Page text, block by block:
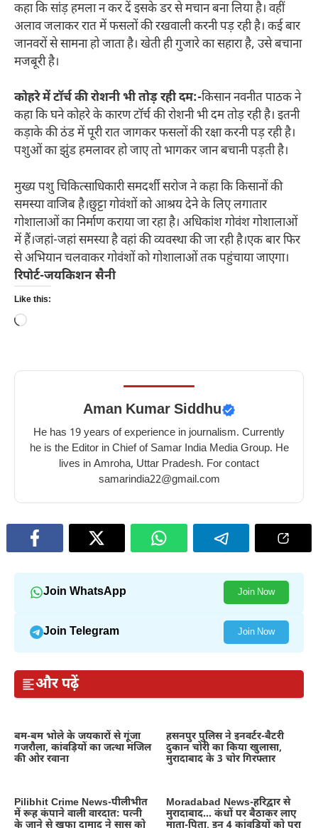
कहा कि सांड़ हमला न कर दें इसके डर से मचान बना लिया है। वहीं
अलाव जलाकर रात में फसलों की रखवाली करनी पड़ रही है। कई बार
जानवरों से सामना हो जाता है। खेती ही गुजारे का सहारा है, उसे बचाना
मजबूरी है।
कोहरे में टॉर्च की रोशनी भी तोड़ रही दम:-किसान नवनीत पाठक ने
कहा कि घने कोहरे के कारण टॉर्च की रोशनी भी दम तोड़ रही है। इतनी
कड़ाके की ठंड में पूरी रात जागकर फसलों की रक्षा करनी पड़ रही है।
पशुओं का झुंड हमलावर हो जाए तो भागकर जान बचानी पड़ती है।
मुख्य पशु चिकित्साधिकारी समदर्शी सरोज ने कहा कि किसानों की
समस्या वाजिब है।छुट्टा गोवंशों को आश्रय देने के लिए लगातार
गोशालाओं का निर्माण कराया जा रहा है। अधिकांश गोवंश गोशालाओं
में हैं।जहां-जहां समस्या है वहां की व्यवस्था की जा रही है।एक बार फिर
से अभियान चलवाकर गोवंशों को गोशालाओं तक पहुंचाया जाएगा।
रिपोर्ट-जयकिशन सैनी
Like this:
Loading…
Aman Kumar Siddhu
He has 19 years of experience in journalism. Currently
he is the Editor in Chief of Samar India Media Group. He
lives in Amroha, Uttar Pradesh. For contact
samarindia22@gmail.com
Join WhatsApp Join Now
Join Telegram Join Now
और पढ़ें
बम-बम भोले के जयकारों से गूंजा
गजरौला, कांवड़ियों का जत्था मंजिल
की ओर रवाना
हसनपुर पुलिस ने इनवर्टर-बैटरी
दुकान चोरी का किया खुलासा,
मुरादाबाद के 3 चोर गिरफ्तार
Pilibhit Crime News-पीलीभीत
में रूह कंपाने वाली वारदात: पत्नी
Moradabad News-हरिद्वार से
मुरादाबाद… कंधों पर बैठाकर लाए